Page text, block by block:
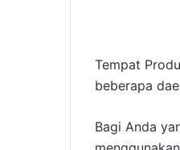
Tempat
beberapa
Bagi Anda